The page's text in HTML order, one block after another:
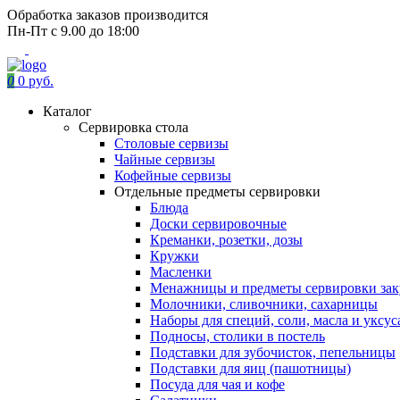
Обработка заказов производится
Пн-Пт с 9.00 до 18:00
0 0 руб.
Каталог
Сервировка стола
Столовые сервизы
Чайные сервизы
Кофейные сервизы
Отдельные предметы сервировки
Блюда
Доски сервировочные
Креманки, розетки, дозы
Кружки
Масленки
Менажницы и предметы сервировки
Молочники, сливочники, сахарницы
Наборы для специй, соли, масла и
Подносы, столики в постель
Подставки для зубочисток, пепельницы
Подставки для яиц (пашотницы)
Посуда для чая и кофе